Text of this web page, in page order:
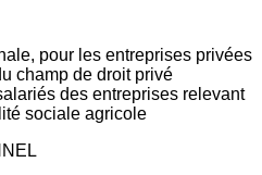
pour les entreprises privées
champ de droit privé
des entreprises relevant
sociale agricole